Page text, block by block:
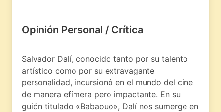
Opinión Personal / Crítica
Salvador Dalí, conocido tanto por su talento
artístico como por su extravagante
personalidad, incursionó en el mundo del cine
de manera efímera pero impactante. En su
guión titulado «Babaouo», Dalí nos sumerge en